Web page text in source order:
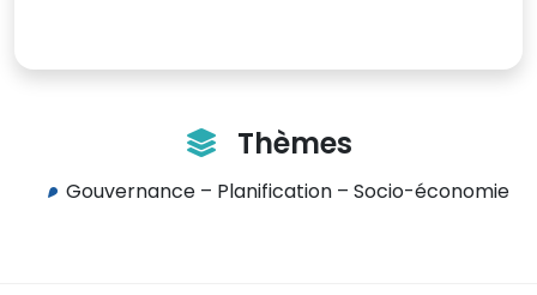
Thèmes
Gouvernance – Planification – Socio-économie